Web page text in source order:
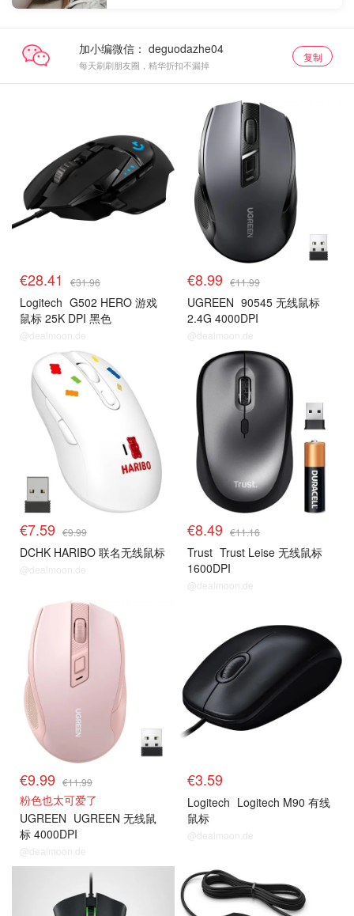
加小编微信：
每天刷刷朋友圈，精华折扣不漏掉
复制
€28.41 €31.96
Logitech G502 HERO 游戏
鼠标 25K DPI 黑色
@dealmoon.de
€8.99 €11.99
UGREEN 90545 无线鼠标
2.4G 4000DPI
@dealmoon.de
€7.59 €9.99
DCHK HARIBO 联名无线鼠标
@dealmoon.de
€8.49 €11.16
Trust Trust Leise 无线鼠标
1600DPI
@dealmoon.de
€9.99 €11.99
粉色也太可爱了
UGREEN UGREEN 无线鼠
标 4000DPI
@dealmoon.de
€3.59
Logitech Logitech M90 有线
鼠标
@dealmoon.de